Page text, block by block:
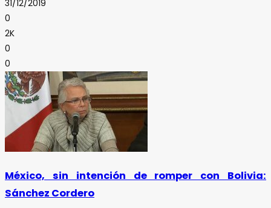
31/12/2019
0
2K
0
0
México, sin intención de romper con Bolivia:
Sánchez Cordero